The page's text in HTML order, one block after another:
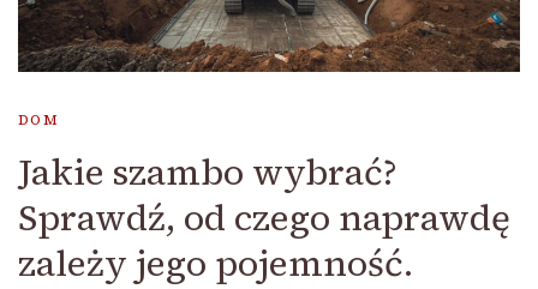
DOM
Jakie szambo wybrać?
Sprawdź, od czego naprawdę
zależy jego pojemność.